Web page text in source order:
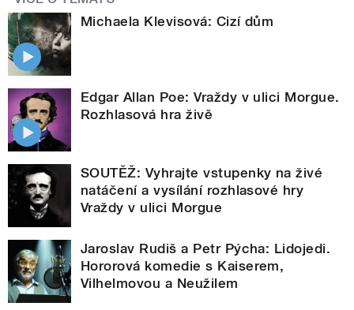
Michaela Klevisová: Cizí dům
Edgar Allan Poe: Vraždy v ulici Morgue.
Rozhlasová hra živě
SOUTĚŽ: Vyhrajte vstupenky na živé
natáčení a vysílání rozhlasové hry
Vraždy v ulici Morgue
Jaroslav Rudiš a Petr Pýcha: Lidojedi.
Hororová komedie s Kaiserem,
Vilhelmovou a Neužilem